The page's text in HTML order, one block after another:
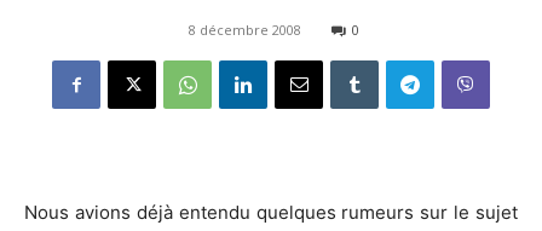
8 décembre 2008 0
Nous avions déjà entendu quelques rumeurs sur le sujet